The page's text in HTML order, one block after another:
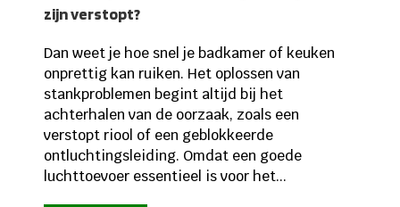
zijn verstopt?
Dan weet je hoe snel je badkamer of keuken
onprettig kan ruiken. Het oplossen van
stankproblemen begint altijd bij het
achterhalen van de oorzaak, zoals een
verstopt riool of een geblokkeerde
ontluchtingsleiding. Omdat een goede
luchttoevoer essentieel is voor het...